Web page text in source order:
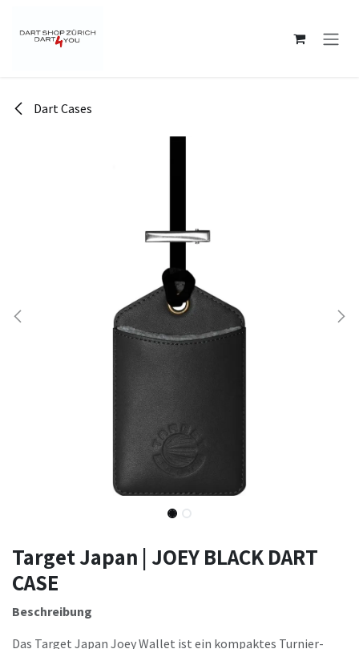
Dart Cases
Target Japan | JOEY BLACK DART
CASE
Beschreibung
Das Target Japan Joey Wallet ist ein kompaktes Turnier-